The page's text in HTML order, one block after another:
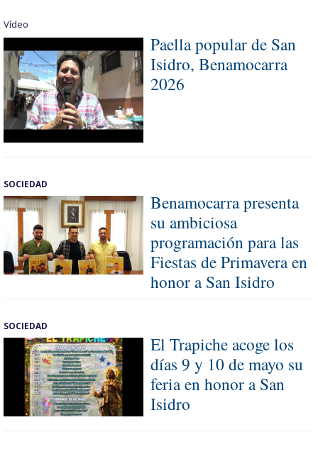
Vídeo
Paella popular de San
Isidro, Benamocarra
2026
SOCIEDAD
Benamocarra presenta
su ambiciosa
programación para las
Fiestas de Primavera en
honor a San Isidro
SOCIEDAD
El Trapiche acoge los
días 9 y 10 de mayo su
feria en honor a San
Isidro